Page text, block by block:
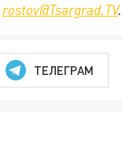
rostov@Tsargrad.ТV.
ТЕЛЕГРАМ